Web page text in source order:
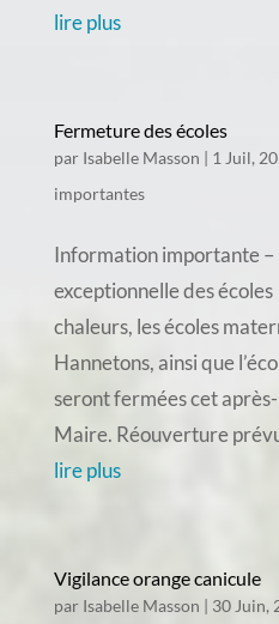
lire plus
Fermeture des écoles
par Isabelle Masson | 1 Juil,
importantes
Information importante
exceptionnelle des
chaleurs, les écoles
Hannetons, ainsi que
seront fermées cet
Maire. Réouverture
lire plus
Vigilance orange canicule
par Isabelle Masson | 30 Juin,